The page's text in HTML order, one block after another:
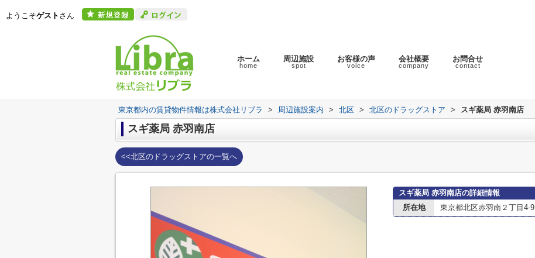
ようこそゲスト さん
ホーム
home
周辺施設
spot
お客様の声
voice
会社概要
company
お問合せ
contact
東京都内の賃貸物件情報は株式会社リブラ > 周辺施設案内 > 北区 > 北区のドラッグストア > スギ薬局 赤羽南店
スギ薬局 赤羽南店
<<北区のドラッグストアの一覧へ
スギ薬局 赤羽南店の詳細情報
所在地
東京都北区赤羽南２丁目4-9